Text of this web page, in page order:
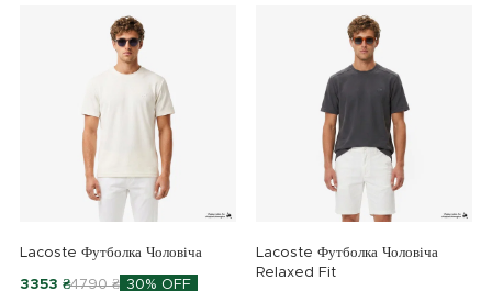
Lacoste Футболка Чоловіча
3353 ₴4790 ₴ 30% OFF
Lacoste Футболка Чоловіча
Relaxed Fit